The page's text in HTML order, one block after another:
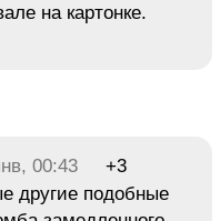
на картонке.
00:43
+3
другие подобные